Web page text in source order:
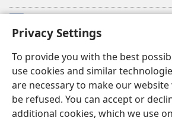
Privacy Settings
To provide you with the best
use cookies and similar
are necessary to make our
be refused. You can accept or
additional cookies, which we use
(opens
new
Sifalana sa fa Intaneti sa Watchtower
(opens
new
window)JW Hub
(opens
new
window)Progilamu ya JW Library®